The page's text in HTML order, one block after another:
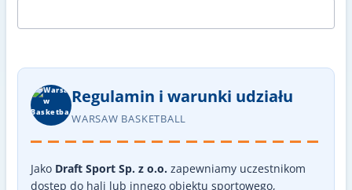
Regulamin i warunki udziału
WARSAW BASKETBALL
Jako Draft Sport Sp. z o.o. zapewniamy uczestnikom
dostęp do hali lub innego obiektu sportowego,